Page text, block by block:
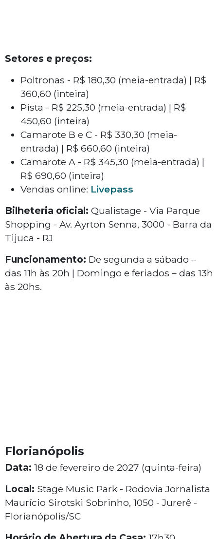
Setores e preços:
Poltronas - R$ 180,30 (meia-entrada) | R$
360,60 (inteira)
Pista - R$ 225,30 (meia-entrada) | R$
450,60 (inteira)
Camarote B e C - R$ 330,30 (meia-
entrada) | R$ 660,60 (inteira)
Camarote A - R$ 345,30 (meia-entrada) |
R$ 690,60 (inteira)
Vendas online: Livepass
Bilheteria oficial: Qualistage - Via Parque
Shopping - Av. Ayrton Senna, 3000 - Barra da
Tijuca - RJ
Funcionamento: De segunda a sábado –
das 11h às 20h | Domingo e feriados – das 13h
às 20hs.
Florianópolis
Data: 18 de fevereiro de 2027 (quinta-feira)
Local: Stage Music Park - Rodovia Jornalista
Maurício Sirotski Sobrinho, 1050 - Jurerê -
Florianópolis/SC